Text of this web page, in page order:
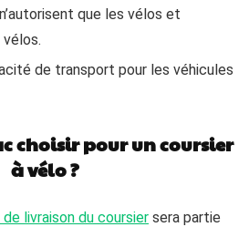
que les vélos et
de transport pour les véhicules
choisir pour un coursier
à vélo ?
livraison du coursier sera partie